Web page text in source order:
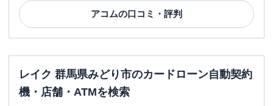
アコムの口コミ・評判
レイク 群馬県みどり市のカードローン自動契約
機・店舗・ATMを検索